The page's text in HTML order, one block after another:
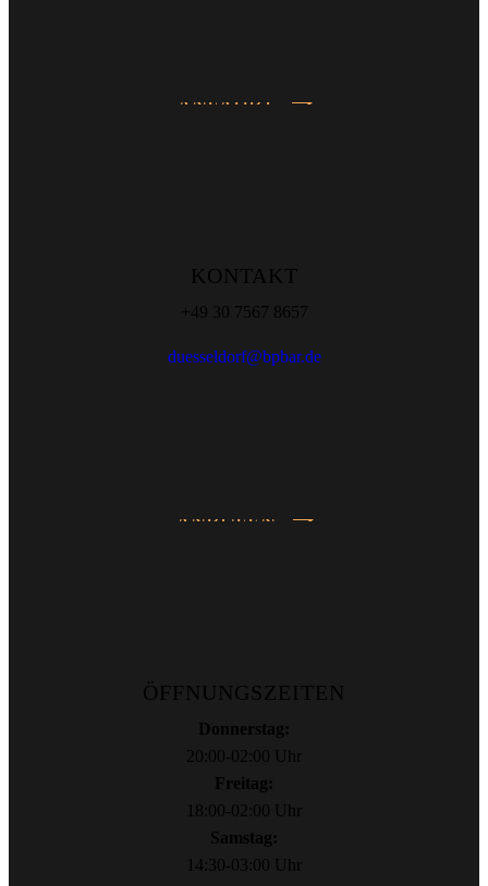
ANFAHRT
KONTAKT
+49 30 7567 8657
duesseldorf@bpbar.de
ANRUFEN
ÖFFNUNGSZEITEN
Donnerstag:
20:00-02:00 Uhr
Freitag:
18:00-02:00 Uhr
Samstag:
14:30-03:00 Uhr